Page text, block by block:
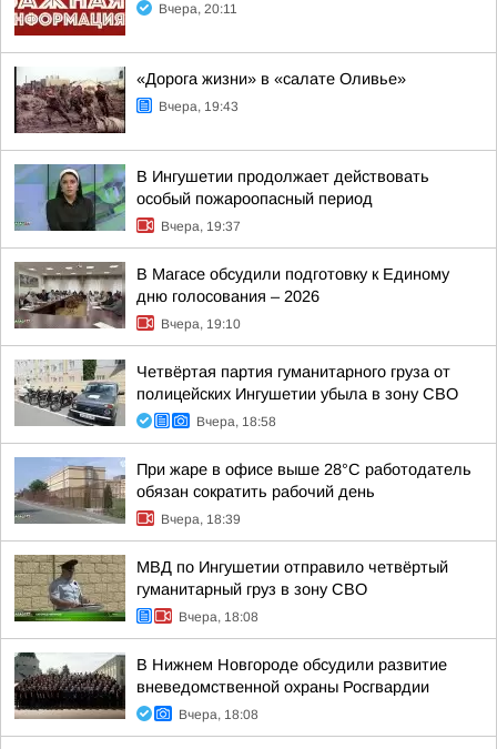
Вчера, 20:11
«Дорога жизни» в «салате Оливье»
Вчера, 19:43
В Ингушетии продолжает действовать
особый пожароопасный период
Вчера, 19:37
В Магасе обсудили подготовку к Единому
дню голосования – 2026
Вчера, 19:10
Четвёртая партия гуманитарного груза от
полицейских Ингушетии убыла в зону СВО
Вчера, 18:58
При жаре в офисе выше 28°C работодатель
обязан сократить рабочий день
Вчера, 18:39
МВД по Ингушетии отправило четвёртый
гуманитарный груз в зону СВО
Вчера, 18:08
В Нижнем Новгороде обсудили развитие
вневедомственной охраны Росгвардии
Вчера, 18:08